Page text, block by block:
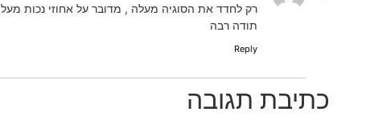
רק לחדד את הסוגיה מעלה , מדובר על אחוזי נכות מעל 75%, אך קטנה מ-90% שאינה מזכה בפטור ממס הכנסה
תודה רבה
Reply
כתיבת תגובה